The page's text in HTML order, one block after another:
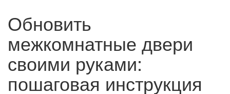
Обновить
межкомнатные двери
своими руками:
пошаговая инструкция